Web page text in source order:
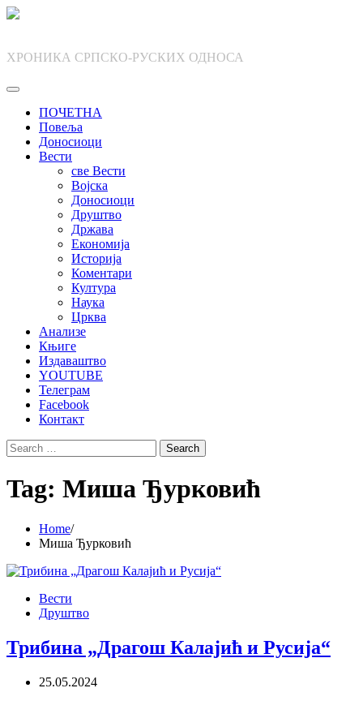
Skip
ХРОНИКА СРПСКО-РУСКИХ ОДНОСА
ПОЧЕТНА
Повеља
Доносиоци
Вести
све Вести
Војска
Доносиоци
Друштво
Држава
Економија
Историја
Коментари
Култура
Наука
Црква
Анализе
Књиге
Издаваштво
YOUTUBE
Телеграм
Facebook
Контакт
Search
for:
Tag: Миша Ђурковић
Home
Миша Ђурковић
Вести
Друштво
Трибина „Драгош Калајић и Русија“
25.05.2024